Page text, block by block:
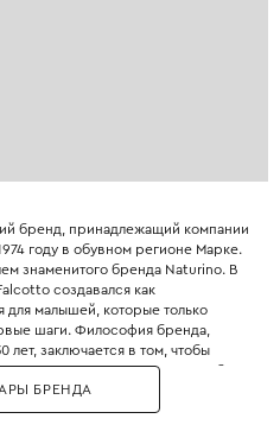
бренд, принадлежащий компании
году в обувном регионе Марке.
знаменитого бренда Naturino. В
создавался как
для малышей, которые только
шаги. Философия бренда,
заключается в том, чтобы
его первых шагов». При разработке
рекомендации детских врачей-
отличается исключительной
БРЕНДА